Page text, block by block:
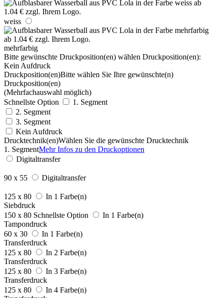
weiss
mehrfarbig
Bitte gewünschte Druckposition(en) wählen Druckposition(en):
Kein Aufdruck
Druckposition(en)Bitte wählen Sie Ihre gewünschte(n)
Druckposition(en)
(Mehrfachauswahl möglich)
Schnellste Option
1. Segment
2. Segment
3. Segment
Kein Aufdruck
Drucktechnik(en)Wählen Sie die gewünschte Drucktechnik
1. SegmentMehr Infos zu den Druckoptionen
Digitaltransfer
90 x 55 Digitaltransfer
125 x 80
In 1 Farbe(n)
Siebdruck
150 x 80 Schnellste Option
In 1 Farbe(n)
Tampondruck
60 x 30
In 1 Farbe(n)
Transferdruck
125 x 80
In 2 Farbe(n)
Transferdruck
125 x 80
In 3 Farbe(n)
Transferdruck
125 x 80
In 4 Farbe(n)